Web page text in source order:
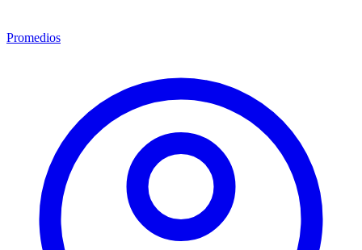
Promedios